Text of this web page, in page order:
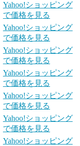
Yahoo!ショッピング
で価格を見る
Yahoo!ショッピング
で価格を見る
Yahoo!ショッピング
で価格を見る
Yahoo!ショッピング
で価格を見る
Yahoo!ショッピング
で価格を見る
Yahoo!ショッピング
で価格を見る
Yahoo!ショッピング